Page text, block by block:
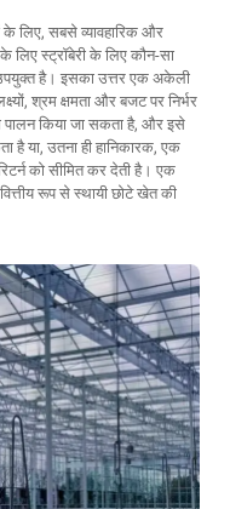
लिए, सबसे व्यावहारिक और
स्ट्रॉबेरी के लिए कौन-सा
है। इसका उत्तर एक अकेली
श्रम क्षमता और बजट पर निर्भर
किया जा सकता है, और इसे
या, उतना ही हानिकारक, एक
को सीमित कर देती है। एक
रूप से स्थायी छोटे खेत की